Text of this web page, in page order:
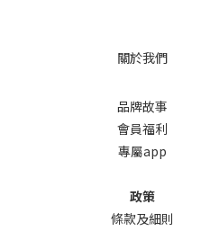
關於我們
品牌故事
會員福利
專屬app
政策
條款及細則